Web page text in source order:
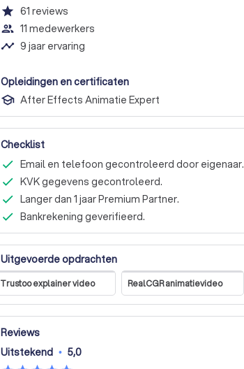
star 61 reviews
people_outline 11 medewerkers
timeline 9 jaar ervaring
Opleidingen en certificaten
After Effects Animatie Expert
Checklist
Email en telefoon gecontroleerd door eigenaar.
KVK gegevens gecontroleerd.
Langer dan 1 jaar Premium Partner.
Bankrekening geverifieerd.
Uitgevoerde opdrachten
Trustoo explainer video RealCGR animatievideo
Reviews
Uitstekend • 5,0